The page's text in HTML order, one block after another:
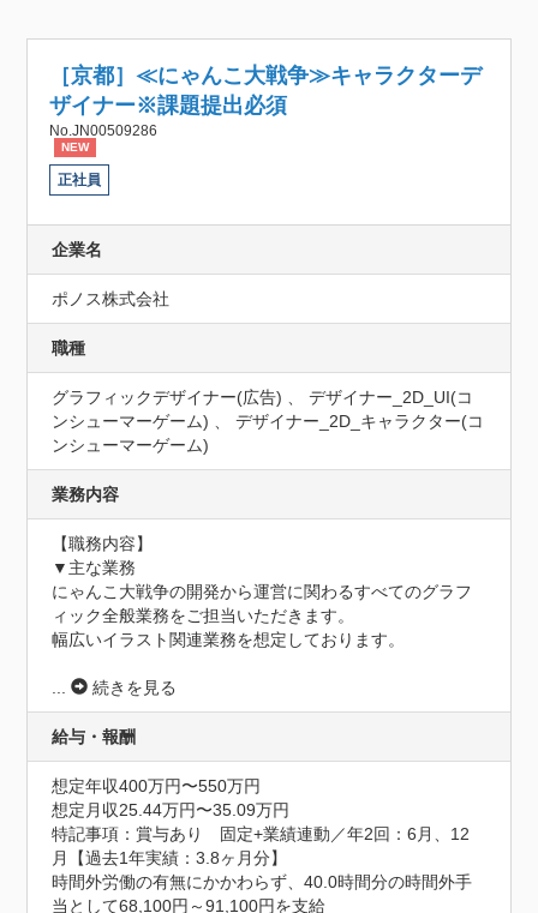
［京都］≪にゃんこ大戦争≫キャラクターデ
ザイナー※課題提出必須
No.JN00509286
NEW
正社員
企業名
ポノス株式会社
職種
グラフィックデザイナー(広告) 、 デザイナー_2D_UI(コ
ンシューマーゲーム) 、 デザイナー_2D_キャラクター(コ
ンシューマーゲーム)
業務内容
【職務内容】
▼主な業務
にゃんこ大戦争の開発から運営に関わるすべてのグラフ
ィック全般業務をご担当いただきます。
幅広いイラスト関連業務を想定しております。
... 続きを見る
給与・報酬
想定年収400万円〜550万円
想定月収25.44万円〜35.09万円
特記事項：賞与あり　固定+業績連動／年2回：6月、12
月【過去1年実績：3.8ヶ月分】
時間外労働の有無にかかわらず、40.0時間分の時間外手
当として68,100円～91,100円を支給